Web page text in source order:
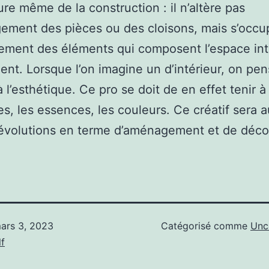
même de la construction : il n’altère pas
des pièces ou des cloisons, mais
des éléments qui composent l’espace
Lorsque l’on imagine un d’intérieur, on
l’esthétique. Ce pro se doit de en effet tenir
les essences, les couleurs. Ce créatif sera
en terme d’aménagement et de
3, 2023
Catégorisé comme